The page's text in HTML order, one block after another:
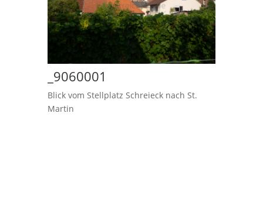
_9060001
Blick vom Stellplatz Schreieck nach St.
Martin